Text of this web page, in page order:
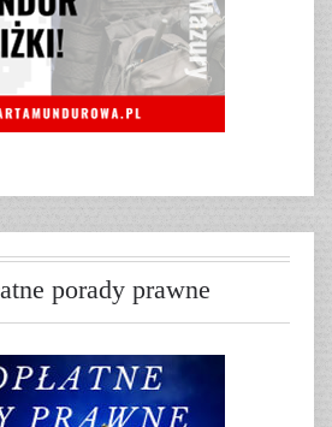
porady prawne